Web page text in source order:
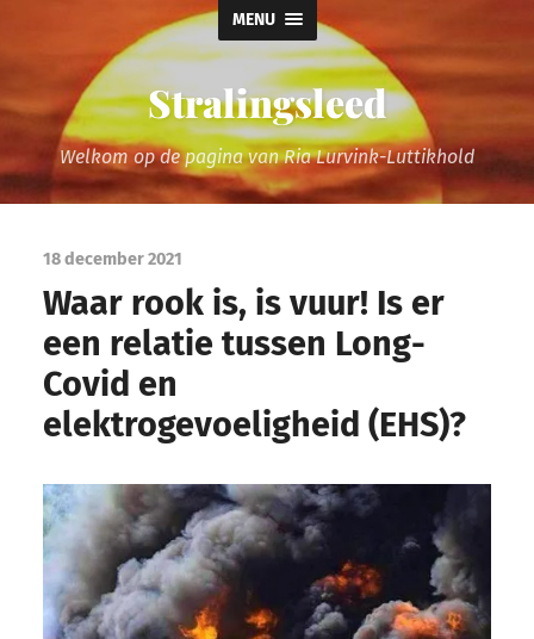
MENU
Stralingsleed
Welkom op de pagina van Ria Lurvink-Luttikhold
18 december 2021
Waar rook is, is vuur! Is er
een relatie tussen Long-
Covid en
elektrogevoeligheid (EHS)?